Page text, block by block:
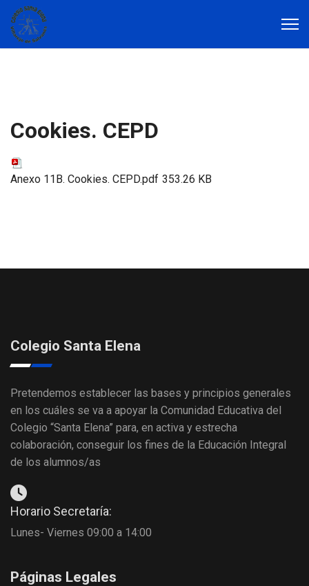
Cookies. CEPD
Anexo 11B. Cookies. CEPD.pdf 353.26 KB
Colegio Santa Elena
Pretendemos establecer las bases y principios generales
en los cuáles se va a apoyar la Comunidad Educativa del
Colegio “Santa Elena” para, en activa y estrecha
colaboración, conseguir los fines de la Educación Integral
de los alumnos/as
Horario Secretaría:
Lunes- Viernes 09:00 a 14:00
Páginas Legales